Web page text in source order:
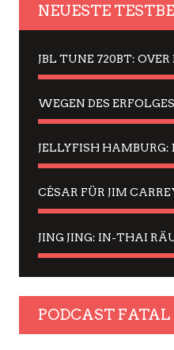
NEUESTE
PODCAST FATAL